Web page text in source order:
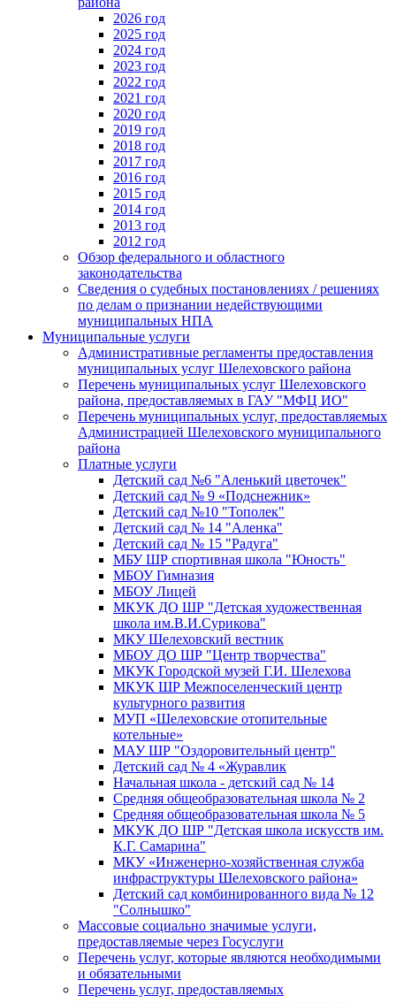
2026 год
2025 год
2024 год
2023 год
2022 год
2021 год
2020 год
2019 год
2018 год
2017 год
2016 год
2015 год
2014 год
2013 год
2012 год
Обзор федерального и областного
законодательства
Сведения о судебных постановлениях / решениях
по делам о признании недействующими
муниципальных НПА
Муниципальные услуги
Административные регламенты предоставления
муниципальных услуг Шелеховского района
Перечень муниципальных услуг Шелеховского
района, предоставляемых в ГАУ "МФЦ ИО"
Перечень муниципальных услуг, предоставляемых
Администрацией Шелеховского муниципального
района
Платные услуги
Детский сад №6 "Аленький цветочек"
Детский сад № 9 «Подснежник»
Детский сад №10 "Тополек"
Детский сад № 14 "Аленка"
Детский сад № 15 "Радуга"
МБУ ШР спортивная школа "Юность"
МБОУ Гимназия
МБОУ Лицей
МКУК ДО ШР "Детская художественная
школа им.В.И.Сурикова"
МКУ Шелеховский вестник
МБОУ ДО ШР "Центр творчества"
МКУК Городской музей Г.И. Шелехова
МКУК ШР Межпоселенческий центр
культурного развития
МУП «Шелеховские отопительные
котельные»
МАУ ШР "Оздоровительный центр"
Детский сад № 4 «Журавлик
Начальная школа - детский сад № 14
Средняя общеобразовательная школа № 2
Средняя общеобразовательная школа № 5
МКУК ДО ШР "Детская школа искусств им.
К.Г. Самарина"
МКУ «Инженерно-хозяйственная служба
инфраструктуры Шелеховского района»
Детский сад комбинированного вида № 12
"Солнышко"
Массовые социально значимые услуги,
предоставляемые через Госуслуги
Перечень услуг, которые являются необходимыми
и обязательными
Перечень услуг, предоставляемых